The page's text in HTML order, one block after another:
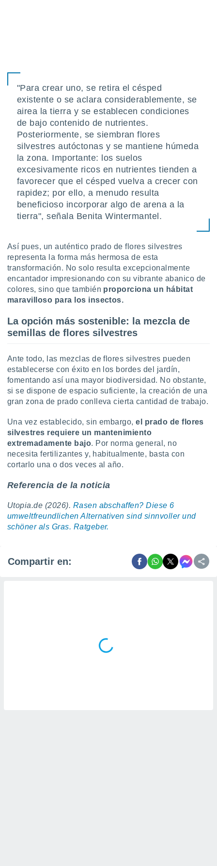
1199
"Para crear uno, se retira el césped
existente o se aclara considerablemente, se
airea la tierra y se establecen condiciones
de bajo contenido de nutrientes.
Posteriormente, se siembran flores
silvestres autóctonas y se mantiene húmeda
la zona. Importante: los suelos
excesivamente ricos en nutrientes tienden a
favorecer que el césped vuelva a crecer con
rapidez; por ello, a menudo resulta
beneficioso incorporar algo de arena a la
tierra", señala Benita Wintermantel.
Así pues, un auténtico prado de flores silvestres
representa la forma más hermosa de esta
transformación. No solo resulta excepcionalmente
encantador impresionando con su vibrante abanico de
colores, sino que también proporciona un hábitat
maravilloso para los insectos.
La opción más sostenible: la mezcla de
semillas de flores silvestres
Ante todo, las mezclas de flores silvestres pueden
establecerse con éxito en los bordes del jardín,
fomentando así una mayor biodiversidad. No obstante,
si se dispone de espacio suficiente, la creación de una
gran zona de prado conlleva cierta cantidad de trabajo.
Una vez establecido, sin embargo,el prado de flores
silvestres requiere un mantenimiento
extremadamente bajo. Por norma general, no
necesita fertilizantes y, habitualmente, basta con
cortarlo una o dos veces al año.
Referencia de la noticia
Utopia.de (2026). Rasen abschaffen? Diese 6
umweltfreundlichen Alternativen sind sinnvoller und
schöner als Gras. Ratgeber.
Compartir en: